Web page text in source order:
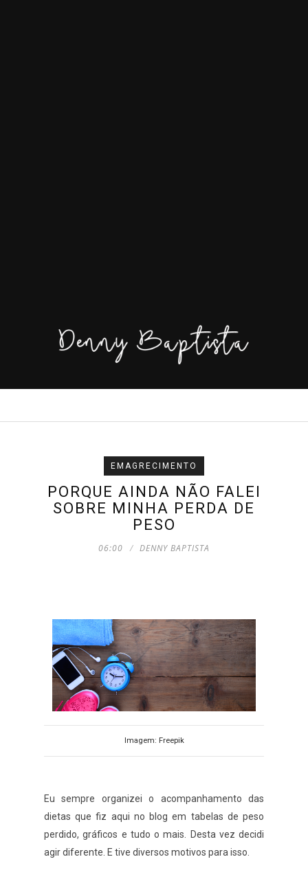
EMAGRECIMENTO
PORQUE AINDA NÃO FALEI
SOBRE MINHA PERDA DE
PESO
06:00 DENNY BAPTISTA
Imagem: Freepik
Eu sempre organizei o acompanhamento das
dietas que fiz aqui no blog em tabelas de peso
perdido, gráficos e tudo o mais. Desta vez decidi
agir diferente. E tive diversos motivos para isso.